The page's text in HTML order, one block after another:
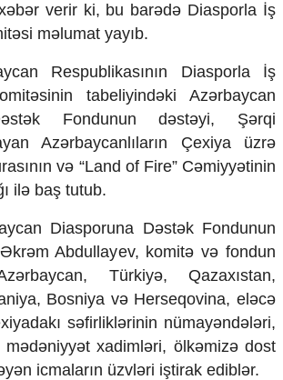
Zəfəri
siyasət
və nəqliyyat
verir ki, bu barədə Diasporla İş
məlumat yayıb.
Respublikasının Diasporla İş
tabeliyindəki Azərbaycan
Fondunun dəstəyi, Şərqi
Azərbaycanlıların Çexiya üzrə
və “Land of Fire” Cəmiyyətinin
ilə baş tutub.
Diasporuna Dəstək Fondunun
Abdullayev, komitə və fondun
Türkiyə, Qazaxıstan,
Bosniya və Herseqovina, eləcə
səfirliklərinin nümayəndələri,
mədəniyyət xadimləri, ölkəmizə dost
icmaların üzvləri iştirak ediblər.